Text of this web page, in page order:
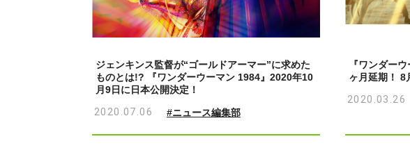
ジェンキンス監督が“ゴールドアーマー”に求めた
ものとは!? 『ワンダーウーマン 1984』2020年10
月9日に日本公開決定！
2020.07.06
#ニュース編集部
『ワンダー
ヶ月延期！ 8
2020.03.26